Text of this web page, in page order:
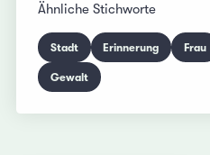
Ähnliche Stichworte
Stadt Erinnerung Frau
Gewalt